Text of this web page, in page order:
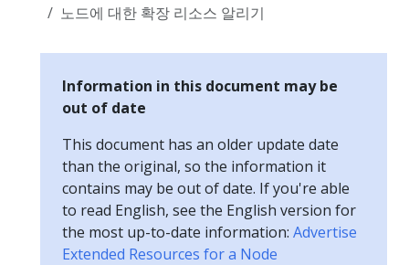
노드에 대한 확장 리소스 알리기
Information in this document may be
out of date
This document has an older update date
than the original, so the information it
contains may be out of date. If you're able
to read English, see the English version for
the most up-to-date information: Advertise
Extended Resources for a Node